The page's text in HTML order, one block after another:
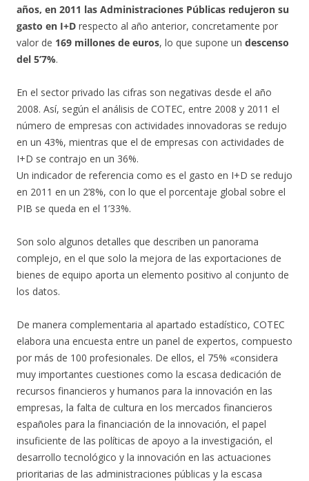
años, en 2011 las Administraciones Públicas redujeron su
gasto en I+D respecto al año anterior, concretamente por
valor de 169 millones de euros, lo que supone un descenso
del 5’7%.
En el sector privado las cifras son negativas desde el año
2008. Así, según el análisis de COTEC, entre 2008 y 2011 el
número de empresas con actividades innovadoras se redujo
en un 43%, mientras que el de empresas con actividades de
I+D se contrajo en un 36%.
Un indicador de referencia como es el gasto en I+D se redujo
en 2011 en un 2’8%, con lo que el porcentaje global sobre el
PIB se queda en el 1’33%.
Son solo algunos detalles que describen un panorama
complejo, en el que solo la mejora de las exportaciones de
bienes de equipo aporta un elemento positivo al conjunto de
los datos.
De manera complementaria al apartado estadístico, COTEC
elabora una encuesta entre un panel de expertos, compuesto
por más de 100 profesionales. De ellos, el 75% «considera
muy importantes cuestiones como la escasa dedicación de
recursos financieros y humanos para la innovación en las
empresas, la falta de cultura en los mercados financieros
españoles para la financiación de la innovación, el papel
insuficiente de las políticas de apoyo a la investigación, el
desarrollo tecnológico y la innovación en las actuaciones
prioritarias de las administraciones públicas y la escasa